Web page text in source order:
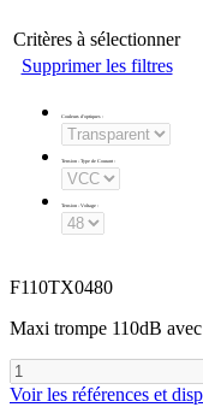
Critères à sélectionner
Supprimer les filtres
Couleurs d'optiques :
Tension - Type de Courant :
Tension - Voltage :
F110TX0480
Maxi trompe 110dB
Voir les références et